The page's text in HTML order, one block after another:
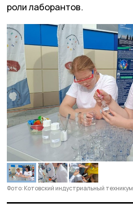
роли лаборантов.
Фото: Котовский индустриальный техникум